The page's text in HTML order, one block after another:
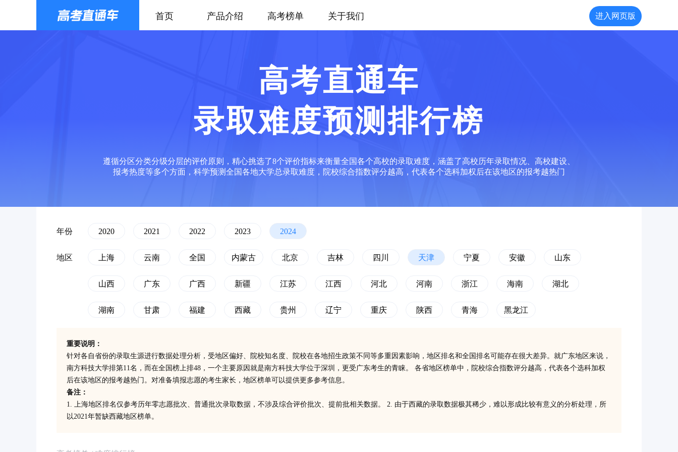
首页 产品介绍 高考榜单 关于我们 进入网页版
高考直通车
录取难度预测排行榜
遵循分区分类分级分层的评价原则，精心挑选了8个评价指标来衡量全国各个高校的录取难度，涵盖了高校历年录取情况、高校建设、
报考热度等多个方面，科学预测全国各地大学总录取难度，院校综合指数评分越高，代表各个选科加权后在该地区的报考越热门
年份 2020 2021 2022 2023 2024
地区 上海 云南 全国 内蒙古 北京 吉林 四川 天津 宁夏 安徽 山东
山西 广东 广西 新疆 江苏 江西 河北 河南 浙江 海南 湖北
湖南 甘肃 福建 西藏 贵州 辽宁 重庆 陕西 青海 黑龙江
重要说明：
针对各自省份的录取生源进行数据处理分析，受地区偏好、院校知名度、院校在各地招生政策不同等多重因素影响，地区排名和全国排名可能存在很大差异。就广东地区来说，
南方科技大学排第11名，而在全国榜上排48，一个主要原因就是南方科技大学位于深圳，更受广东考生的青睐。 各省地区榜单中，院校综合指数评分越高，代表各个选科加权
后在该地区的报考越热门。对准备填报志愿的考生家长，地区榜单可以提供更多参考信息。
备注：
1. 上海地区排名仅参考历年零志愿批次、普通批次录取数据，不涉及综合评价批次、提前批相关数据。 2. 由于西藏的录取数据极其稀少，难以形成比较有意义的分析处理，所
以2021年暂缺西藏地区榜单。